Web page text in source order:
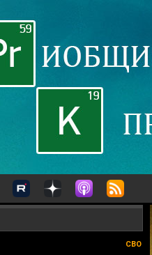
СВО